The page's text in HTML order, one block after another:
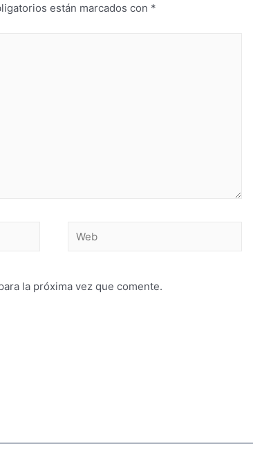
están marcados con *
la próxima vez que comente.